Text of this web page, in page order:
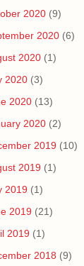
2020 (9)
2020 (6)
2020 (1)
2020 (3)
2020 (13)
2020 (2)
2019 (10)
2019 (1)
2019 (1)
2019 (21)
2019 (1)
2018 (9)